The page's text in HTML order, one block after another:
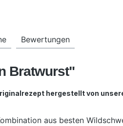
Bewertungen
Bratwurst"
hergestellt von
aus besten